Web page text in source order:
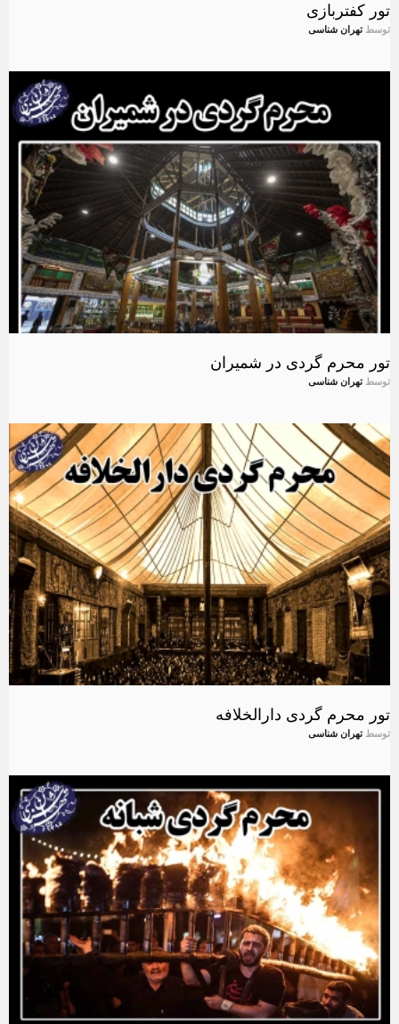
تور کفتربازی
توسطتهران شناسی
تور محرم گردی در شمیران
توسطتهران شناسی
تور محرم گردی دارالخلافه
توسطتهران شناسی